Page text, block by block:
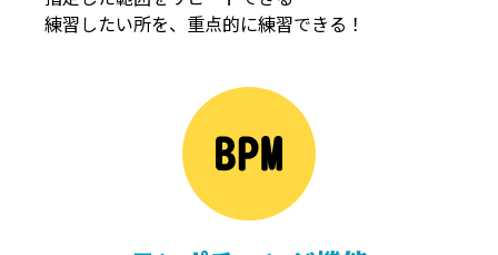
練習したい所を、重点的に練習できる！